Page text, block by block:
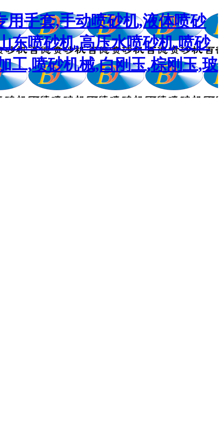
手套,手动喷砂机,液体喷砂
东喷砂机,高压水喷砂机,喷砂
工,喷砂机械,白刚玉,棕刚玉,玻